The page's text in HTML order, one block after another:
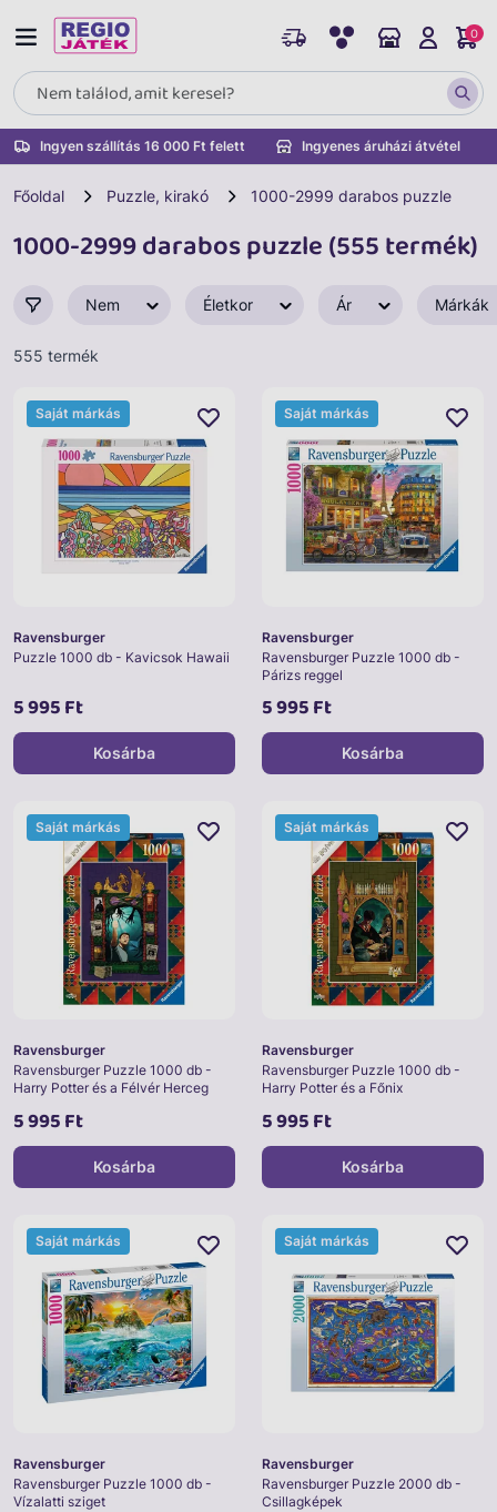
Ingyen szállítás 16 000 Ft felett Ingyenes áruházi átvétel
0
Főoldal Puzzle, kirakó 1000-2999 darabos puzzle
1000-2999 darabos puzzle (555 termék)
Nem Életkor Ár Márkák
555 termék
Ravensburger
Puzzle 1000 db - Kavicsok Hawaii
5 995 Ft
Saját márkás
Kosárba
Ravensburger
Ravensburger Puzzle 1000 db -
Párizs reggel
5 995 Ft
Saját márkás
Kosárba
Ravensburger
Ravensburger Puzzle 1000 db -
Harry Potter és a Félvér Herceg
5 995 Ft
Saját márkás
Kosárba
Ravensburger
Ravensburger Puzzle 1000 db -
Harry Potter és a Főnix
5 995 Ft
Saját márkás
Kosárba
Ravensburger
Ravensburger Puzzle 1000 db -
Vízalatti sziget
Saját márkás
Ravensburger
Ravensburger Puzzle 2000 db -
Csillagképek
Saját márkás